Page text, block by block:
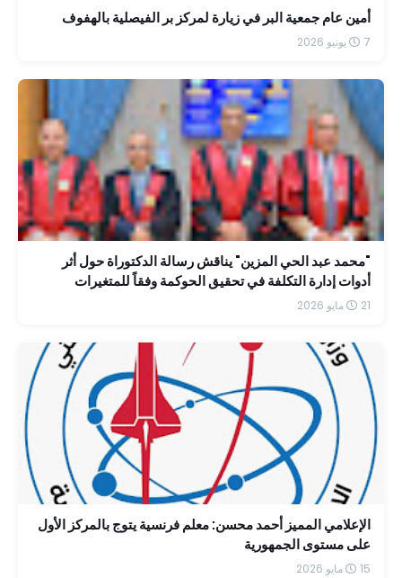
أمين عام جمعية البر في زيارة لمركز بر الفيصلية بالهفوف
7 يونيو 2026
"محمد عبد الحي المزين" يناقش رسالة الدكتوراة حول أثر
أدوات إدارة التكلفة في تحقيق الحوكمة وفقاً للمتغيرات
الضريبية الحديثة
21 مايو 2026
الإعلامي المميز أحمد محسن: معلم فرنسية يتوج بالمركز الأول
على مستوى الجمهورية
15 مايو 2026